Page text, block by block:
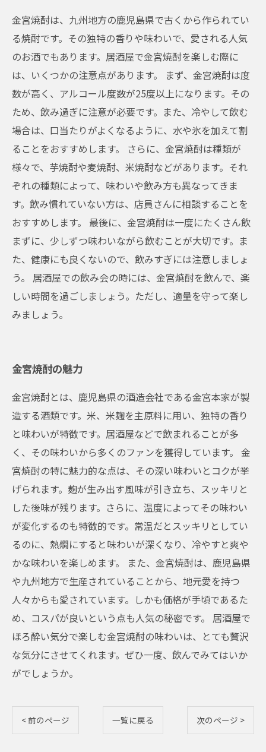
金宮焼酎は、九州地方の鹿児島県で古くから作られてい
る焼酎です。その独特の香りや味わいで、愛される人気
のお酒でもあります。居酒屋で金宮焼酎を楽しむ際に
は、いくつかの注意点があります。 まず、金宮焼酎は度
数が高く、アルコール度数が25度以上になります。その
ため、飲み過ぎに注意が必要です。また、冷やして飲む
場合は、口当たりがよくなるように、水や氷を加えて割
ることをおすすめします。 さらに、金宮焼酎は種類が
様々で、芋焼酎や麦焼酎、米焼酎などがあります。それ
ぞれの種類によって、味わいや飲み方も異なってきま
す。飲み慣れていない方は、店員さんに相談することを
おすすめします。 最後に、金宮焼酎は一度にたくさん飲
まずに、少しずつ味わいながら飲むことが大切です。ま
た、健康にも良くないので、飲みすぎには注意しましょ
う。 居酒屋での飲み会の時には、金宮焼酎を飲んで、楽
しい時間を過ごしましょう。ただし、適量を守って楽し
みましょう。
金宮焼酎の魅力
金宮焼酎とは、鹿児島県の酒造会社である金宮本家が製
造する酒類です。米、米麹を主原料に用い、独特の香り
と味わいが特徴です。居酒屋などで飲まれることが多
く、その味わいから多くのファンを獲得しています。 金
宮焼酎の特に魅力的な点は、その深い味わいとコクが挙
げられます。麹が生み出す風味が引き立ち、スッキリと
した後味が残ります。さらに、温度によってその味わい
が変化するのも特徴的です。常温だとスッキリとしてい
るのに、熱燗にすると味わいが深くなり、冷やすと爽や
かな味わいを楽しめます。 また、金宮焼酎は、鹿児島県
や九州地方で生産されていることから、地元愛を持つ
人々からも愛されています。しかも価格が手頃であるた
め、コスパが良いという点も人気の秘密です。 居酒屋で
ほろ酔い気分で楽しむ金宮焼酎の味わいは、とても贅沢
な気分にさせてくれます。ぜひ一度、飲んでみてはいか
がでしょうか。
< 前のページ 一覧に戻る 次のページ >